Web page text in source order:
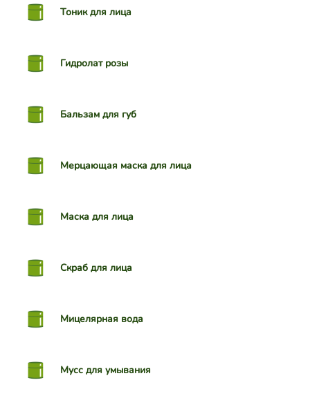
Тоник для лица
Гидролат розы
Бальзам для губ
Мерцающая маска для лица
Маска для лица
Скраб для лица
Мицелярная вода
Мусс для умывания